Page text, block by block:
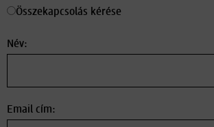
Összekapcsolás kérése
Név:
Email cím: